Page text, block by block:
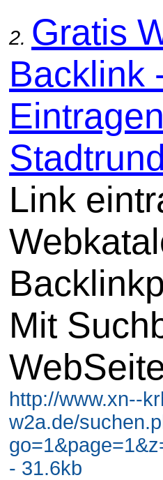
2. Gratis
Backlink
Link
Mit
http://www.xn--
w2a.de/
- 31.6kb